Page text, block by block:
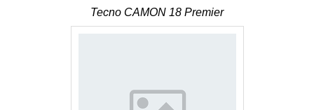
Tecno CAMON 18 Premier